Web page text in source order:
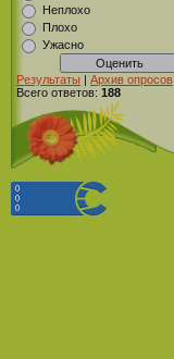
Неплохо
Плохо
Ужасно
Результаты | Архив опросов
Всего ответов: 188